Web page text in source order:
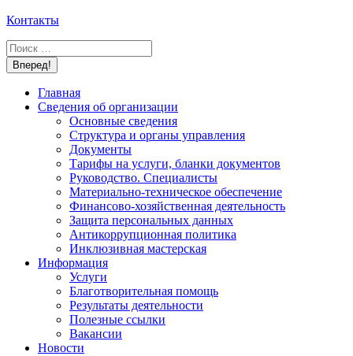
Контакты
Поиск:
Главная
Сведения об организации
Основные сведения
Структура и органы управления
Документы
Тарифы на услуги, бланки документов
Руководство. Специалисты
Материально-техническое обеспечение
Финансово-хозяйственная деятельность
Защита персональных данных
Антикоррупционная политика
Инклюзивная мастерская
Информация
Услуги
Благотворительная помощь
Результаты деятельности
Полезные ссылки
Вакансии
Новости